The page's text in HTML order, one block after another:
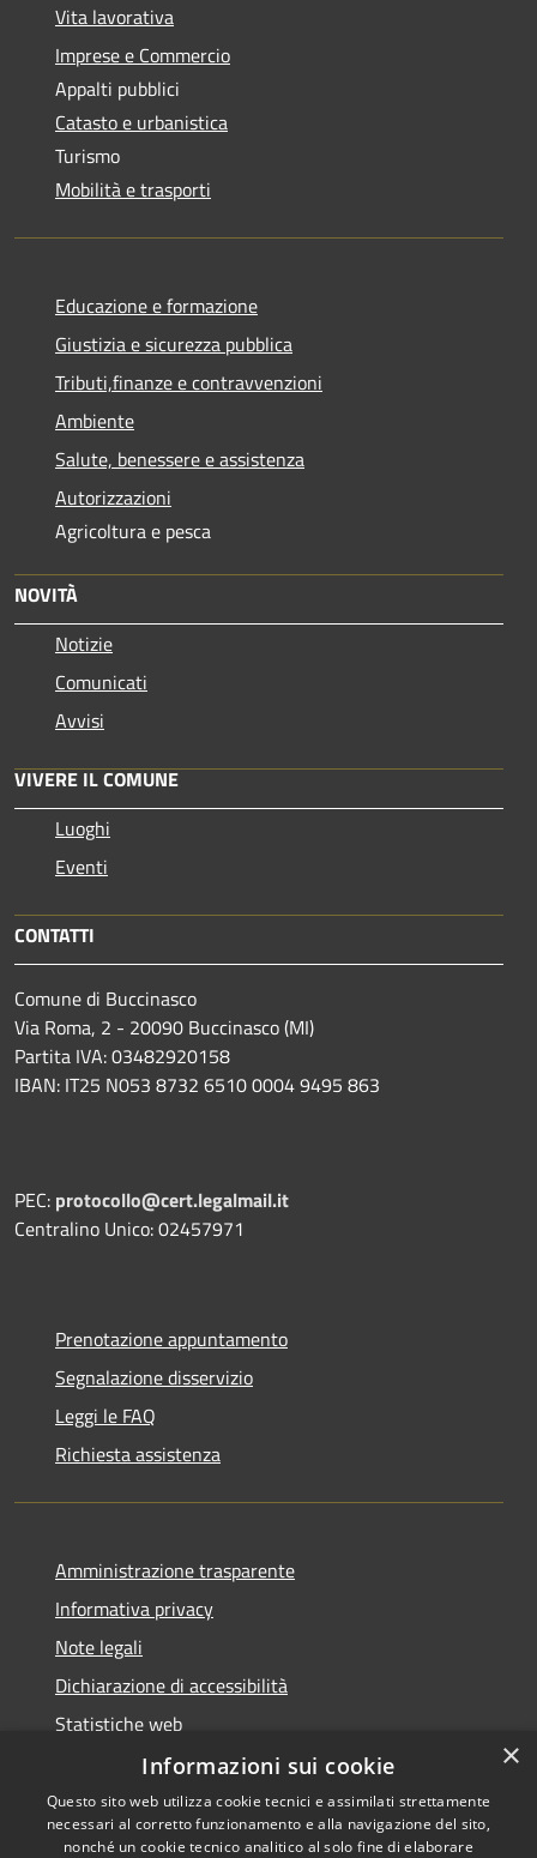
Vita lavorativa
Imprese e Commercio
Appalti pubblici
Catasto e urbanistica
Turismo
Mobilità e trasporti
Educazione e formazione
Giustizia e sicurezza pubblica
Tributi,finanze e contravvenzioni
Ambiente
Salute, benessere e assistenza
Autorizzazioni
Agricoltura e pesca
NOVITÀ
Notizie
Comunicati
Avvisi
VIVERE IL COMUNE
Luoghi
Eventi
CONTATTI
Comune di Buccinasco
Via Roma, 2 - 20090 Buccinasco (MI)
Partita IVA: 03482920158
IBAN: IT25 N053 8732 6510 0004 9495 863
PEC: protocollo@cert.legalmail.it
Centralino Unico: 02457971
Prenotazione appuntamento
Segnalazione disservizio
Leggi le FAQ
Richiesta assistenza
Amministrazione trasparente
Informativa privacy
Note legali
Dichiarazione di accessibilità
Statistiche web
Copyright © 2026 • Comune di
×
Informazioni sui cookie
Questo sito web utilizza cookie tecnici e assimilati strettamente
necessari al corretto funzionamento e alla navigazione del sito,
nonché un cookie tecnico analitico al solo fine di elaborare